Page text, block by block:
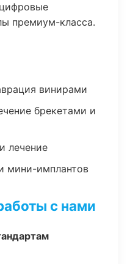
премиум-класса.
винирами
брекетами и
лечение
мини-имплантов
с нами